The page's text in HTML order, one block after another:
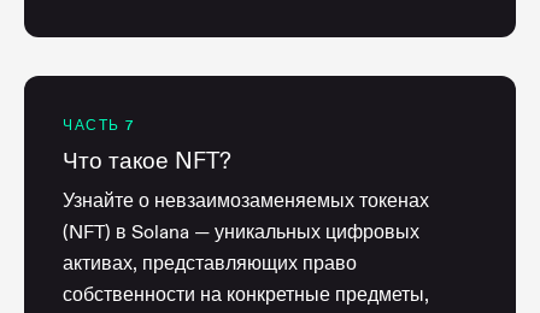
ЧАСТЬ 7
Что такое NFT?
Узнайте о невзаимозаменяемых токенах
(NFT) в Solana — уникальных цифровых
активах, представляющих право
собственности на конкретные предметы,